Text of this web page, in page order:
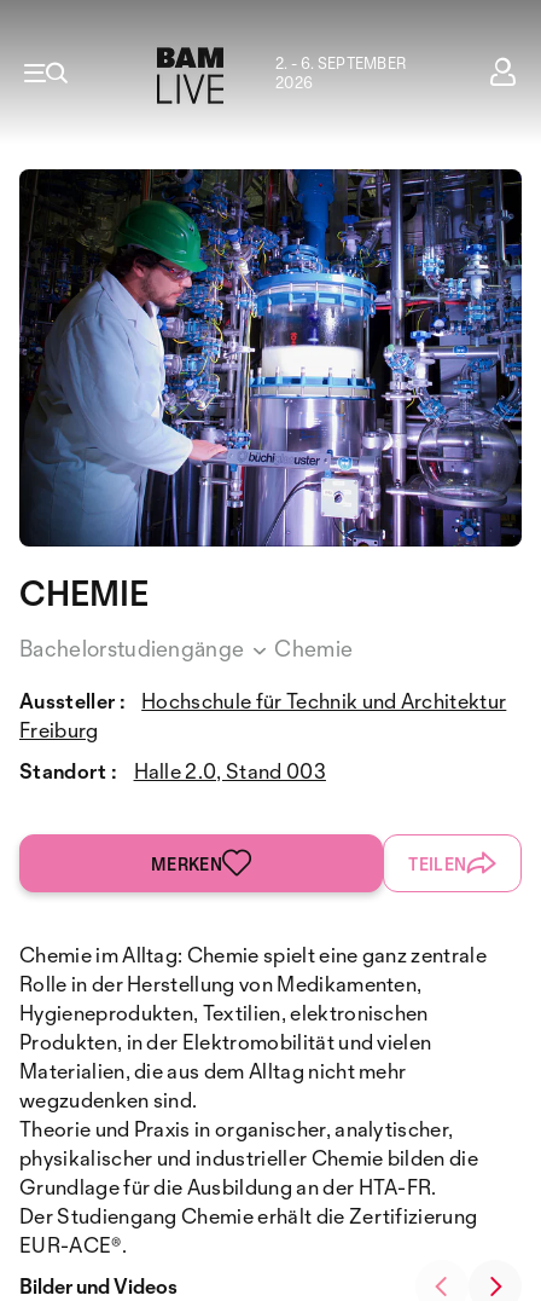
2. - 6. SEPTEMBER
2026
CHEMIE
Bachelorstudiengänge Chemie
Aussteller :
Hochschule für Technik und Architektur
Freiburg
Standort :
Halle 2.0, Stand 003
MERKEN TEILEN
Chemie im Alltag: Chemie spielt eine ganz zentrale
Rolle in der Herstellung von Medikamenten,
Hygieneprodukten, Textilien, elektronischen
Produkten, in der Elektromobilität und vielen
Materialien, die aus dem Alltag nicht mehr
wegzudenken sind.
Theorie und Praxis in organischer, analytischer,
physikalischer und industrieller Chemie bilden die
Grundlage für die Ausbildung an der HTA-FR.
Der Studiengang Chemie erhält die Zertifizierung
EUR-ACE®.
Bilder und Videos